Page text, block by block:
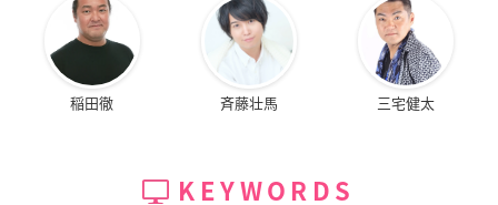
稲田徹 斉藤壮馬 三宅健太
KEYWORDS